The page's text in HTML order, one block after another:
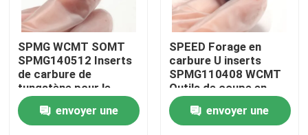
Vidéos
A propos de nous
Visite d'usine
SPMG WCMT SOMT
SPMG140512 Inserts
de carbure de
tungstène pour le
travail des métaux de
précisionenvoyer une
SPEED Forage en
carbure U inserts
SPMG110408 WCMT
Outils de coupe en
carbure de tungstène
envoyer une